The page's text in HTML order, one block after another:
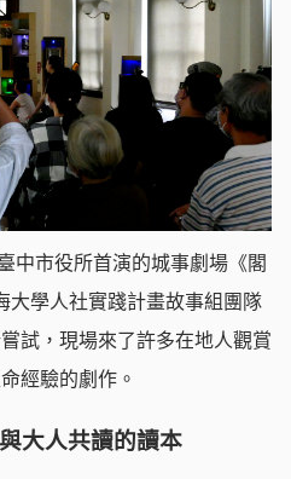
中市役所首演的城事劇場《閣
大學人社實踐計畫故事組團隊
試，現場來了許多在地人觀賞
經驗的劇作。
大人共讀的讀本